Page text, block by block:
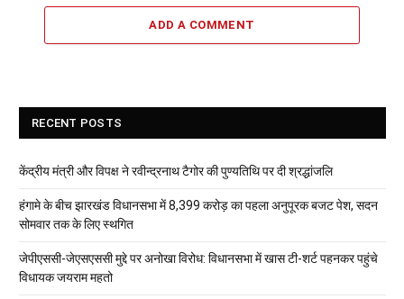
ADD A COMMENT
RECENT POSTS
केंद्रीय मंत्री और विपक्ष ने रवीन्द्रनाथ टैगोर की पुण्यतिथि पर दी श्रद्धांजलि
हंगामे के बीच झारखंड विधानसभा में 8,399 करोड़ का पहला अनुपूरक बजट पेश, सदन
सोमवार तक के लिए स्थगित
जेपीएससी-जेएसएससी मुद्दे पर अनोखा विरोध: विधानसभा में खास टी-शर्ट पहनकर पहुंचे
विधायक जयराम महतो